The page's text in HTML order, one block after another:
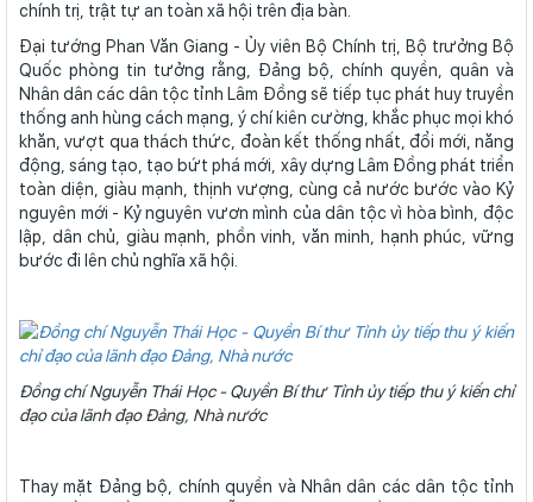
chính trị, trật tự an toàn xã hội trên địa bàn.
Đại tướng Phan Văn Giang - Ủy viên Bộ Chính trị, Bộ trưởng Bộ
Quốc phòng tin tưởng rằng, Đảng bộ, chính quyền, quân và
Nhân dân các dân tộc tỉnh Lâm Đồng sẽ tiếp tục phát huy truyền
thống anh hùng cách mạng, ý chí kiên cường, khắc phục mọi khó
khăn, vượt qua thách thức, đoàn kết thống nhất, đổi mới, năng
động, sáng tạo, tạo bứt phá mới, xây dựng Lâm Đồng phát triển
toàn diện, giàu mạnh, thịnh vượng, cùng cả nước bước vào Kỷ
nguyên mới - Kỷ nguyên vươn mình của dân tộc vì hòa bình, độc
lập, dân chủ, giàu mạnh, phồn vinh, văn minh, hạnh phúc, vững
bước đi lên chủ nghĩa xã hội.
Đồng chí Nguyễn Thái Học - Quyền Bí thư Tỉnh ủy tiếp thu ý kiến chỉ
đạo của lãnh đạo Đảng, Nhà nước
Thay mặt Đảng bộ, chính quyền và Nhân dân các dân tộc tỉnh